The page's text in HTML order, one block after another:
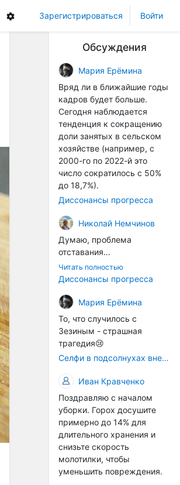
Зарегистрироваться Войти
Обсуждения
Мария Ерёмина
Вряд ли в ближайшие годы
кадров будет больше.
Сегодня наблюдается
тенденция к сокращению
доли занятых в сельском
хозяйстве (например, с
2000-го по 2022-й это
число сократилось с 50%
до 18,7%).
Диссонансы прогресса
Николай Немчинов
Думаю, проблема
отставания
технологичности
оборудования в
окажется связана с
кадрами. Их надо будет
все больше, чтобы
затыкать
образовывающиеся
технологические дыры. И
это в рамках
существующих реалий для
людей принимающих
решения как раз хорошо,
само село окажется при
деле, да и количество
задействованных в
сельхозпоризводстве
кадров таким образом
Читать полностью
Диссонансы прогресса
Мария Ерёмина
То, что случилось с
Зезиным - страшная
трагедия😢
Селфи в подсолнухах вне закона: За проникновение на сельхозземли без разрешения хотят штрафовать
Иван Кравченко
Поздравляю с началом
уборки. Горох досушите
примерно до 14% для
длительного хранения и
снизьте скорость
молотилки, чтобы
уменьшить повреждения.